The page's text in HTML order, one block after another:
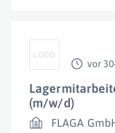
vor
(m/w/d)
FLAGA